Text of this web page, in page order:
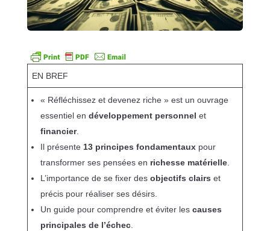
EN BREF
« Réfléchissez et devenez riche » est un ouvrage
essentiel en développement personnel et
financier.
Il présente 13 principes fondamentauxpour
transformer ses pensées en richesse matérielle.
L’importance de se fixer des objectifs clairs et
précis pour réaliser ses désirs.
Un guide pour comprendre et éviter les causes
principales de l’échec.